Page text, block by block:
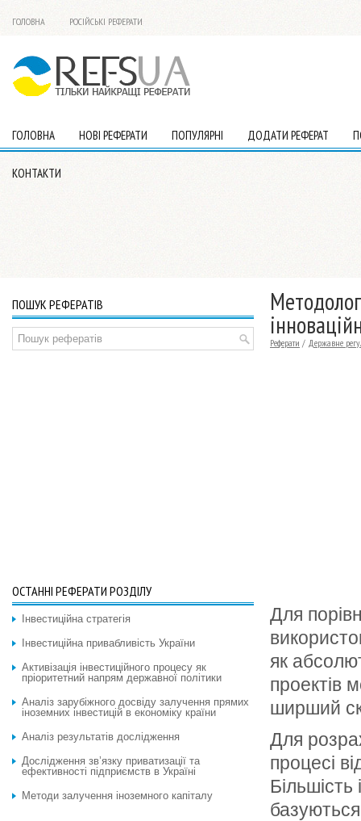
ГОЛОВНА РОСІЙСЬКІ РЕФЕРАТИ
ГОЛОВНА НОВІ РЕФЕРАТИ ПОПУЛЯРНІ ДОДАТИ РЕФЕРАТ
КОНТАКТИ
Реферати / Державне
Для
як
проектів
ширший
Для
процесі
ПОШУК РЕФЕРАТІВ
ОСТАННІ РЕФЕРАТИ РОЗДІЛУ
Інвестиційна стратегія
Інвестиційна привабливість України
Активізація інвестиційного процесу як
пріоритетний напрям державної політики
Аналіз зарубіжного досвіду залучення прямих
іноземних інвестицій в економіку країни
Аналіз результатів дослідження
Дослідження зв’язку приватизації та
ефективності підприємств в Україні
Методи залучення іноземного капіталу